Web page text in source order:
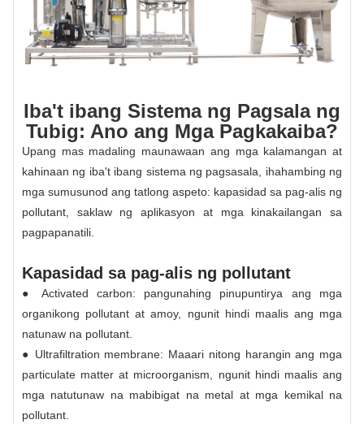
Iba't ibang Sistema ng Pagsala ng
Tubig: Ano ang Mga Pagkakaiba?
Upang mas madaling maunawaan ang mga kalamangan at
kahinaan ng iba't ibang sistema ng pagsasala, ihahambing ng
mga sumusunod ang tatlong aspeto: kapasidad sa pag-alis ng
pollutant, saklaw ng aplikasyon at mga kinakailangan sa
pagpapanatili.
Kapasidad sa pag-alis ng pollutant
● Activated carbon: pangunahing pinupuntirya ang mga
organikong pollutant at amoy, ngunit hindi maalis ang mga
natunaw na pollutant.
● Ultrafiltration membrane: Maaari nitong harangin ang mga
particulate matter at microorganism, ngunit hindi maalis ang
mga natutunaw na mabibigat na metal at mga kemikal na
pollutant.